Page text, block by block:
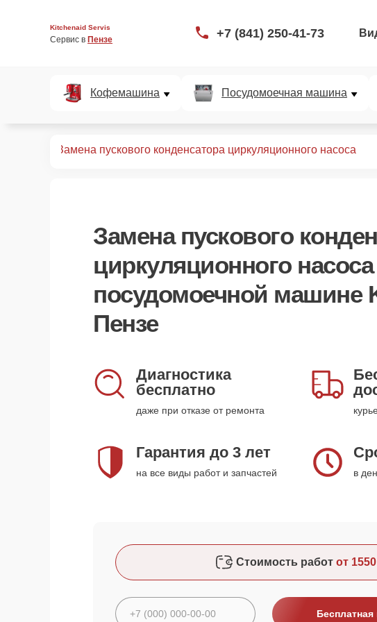
Kitchenaid Servis
Сервис в Пензе +7 (841) 250-41-73
Кофемашина Посудомоечная машина
Замена пускового конденсатора циркуляционного насоса
Замена пускового
циркуляционного насоса
посудомоечной машине
Пензе
Диагностика
бесплатно
даже при отказе от ремонта
Гарантия до 3 лет
на все виды работ и запчастей в
Стоимость работ от
Бесплатная